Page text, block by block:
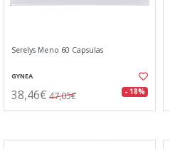
Serelys Meno 60 Capsulas
GYNEA
38,46€ 47,05€ - 18%